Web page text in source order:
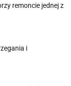
remoncie jednej z
i